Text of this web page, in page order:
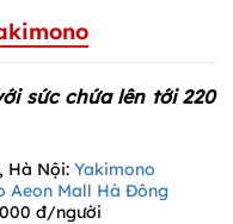
sức chứa lên tới 220
Hà Nội: Yakimono
Aeon Mall Hà Đông
đ/người